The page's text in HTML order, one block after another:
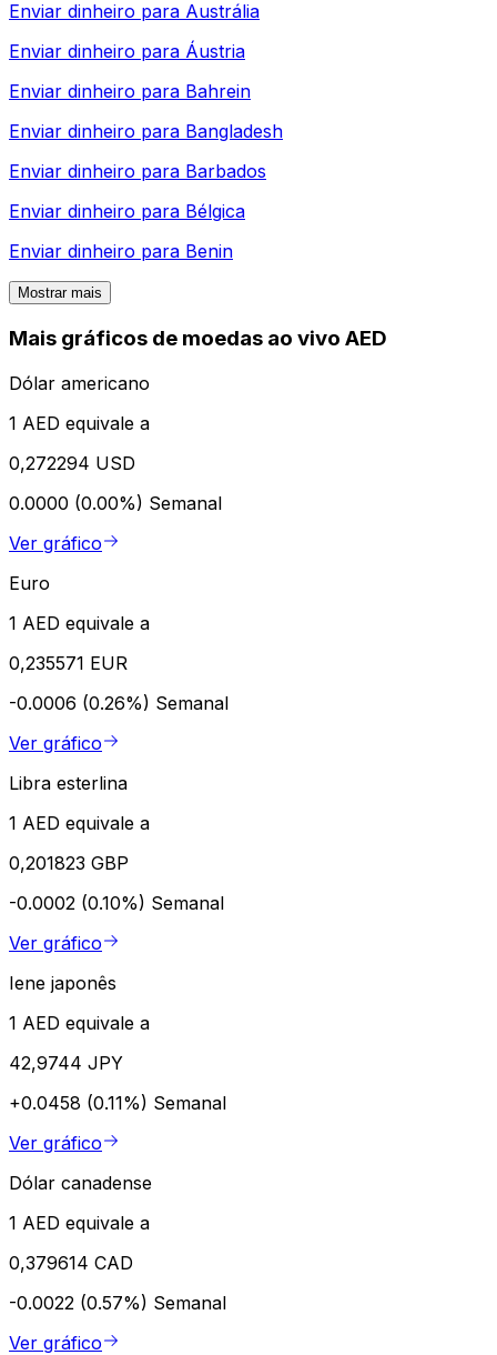
Enviar dinheiro para Austrália
Enviar dinheiro para Áustria
Enviar dinheiro para Bahrein
Enviar dinheiro para Bangladesh
Enviar dinheiro para Barbados
Enviar dinheiro para Bélgica
Enviar dinheiro para Benin
Mostrar mais
Mais gráficos de moedas ao vivo AED
Dólar americano
1 AED equivale a
0,272294 USD
0.0000 (0.00%) Semanal
Ver gráfico
Euro
1 AED equivale a
0,235571 EUR
-0.0006 (0.26%) Semanal
Ver gráfico
Libra esterlina
1 AED equivale a
0,201823 GBP
-0.0002 (0.10%) Semanal
Ver gráfico
Iene japonês
1 AED equivale a
42,9744 JPY
+0.0458 (0.11%) Semanal
Ver gráfico
Dólar canadense
1 AED equivale a
0,379614 CAD
-0.0022 (0.57%) Semanal
Ver gráfico